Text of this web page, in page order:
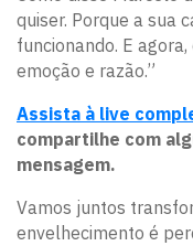
quiser. Porque a sua
funcionando. E
emoção e razão.”
Assista à live
compartilhe com
mensagem.
Vamos juntos
envelhecimento é